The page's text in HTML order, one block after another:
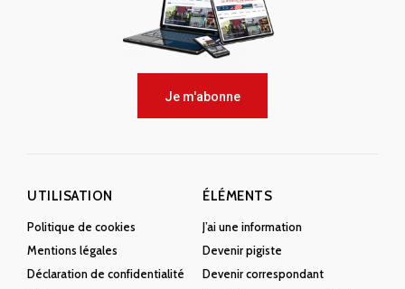
Je m'abonne
UTILISATION
Politique de cookies
Mentions légales
Déclaration de confidentialité
ÉLÉMENTS
J’ai une information
Devenir pigiste
Devenir correspondant